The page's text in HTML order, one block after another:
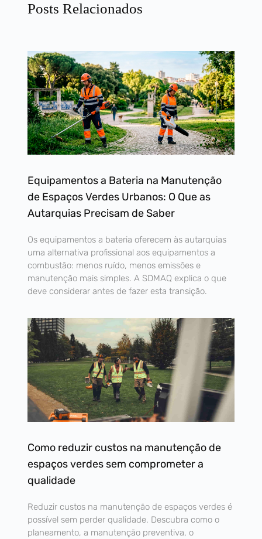
Posts Relacionados
Equipamentos a Bateria na Manutenção
de Espaços Verdes Urbanos: O Que as
Autarquias Precisam de Saber
Os equipamentos a bateria oferecem às autarquias
uma alternativa profissional aos equipamentos a
combustão: menos ruído, menos emissões e
manutenção mais simples. A SDMAQ explica o que
deve considerar antes de fazer esta transição.
Como reduzir custos na manutenção de
espaços verdes sem comprometer a
qualidade
Reduzir custos na manutenção de espaços verdes é
possível sem perder qualidade. Descubra como o
planeamento, a manutenção preventiva, o